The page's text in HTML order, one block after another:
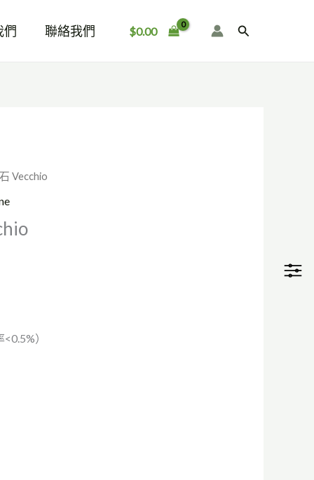
們 聯絡我們 $0.00
搜
Vecchio
）